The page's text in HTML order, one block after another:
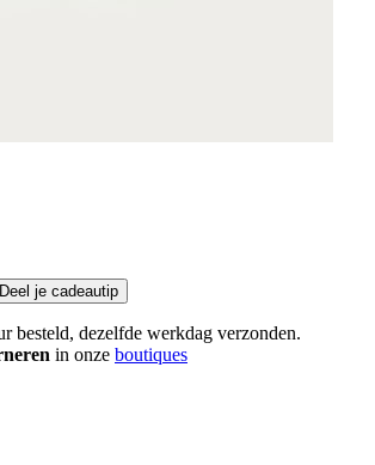
Deel je cadeautip
besteld, dezelfde werkdag verzonden.
in onze boutiques